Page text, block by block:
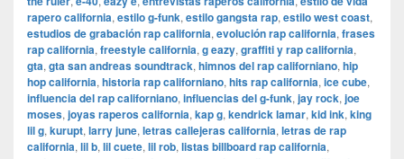
rapero california, estilo g-funk, estilo gangsta rap, estilo west coast,
estudios de grabación rap california, evolución rap california, frases
rap california, freestyle california, g eazy, graffiti y rap california,
gta, gta san andreas soundtrack, himnos del rap californiano, hip
hop california, historia rap californiano, hits rap california, ice cube,
influencia del rap californiano, influencias del g-funk, jay rock, joe
moses, joyas raperos california, kap g, kendrick lamar, kid ink, king
lil g, kurupt, larry june, letras callejeras california, letras de rap
california, lil b, lil cuete, lil rob, listas billboard rap california,